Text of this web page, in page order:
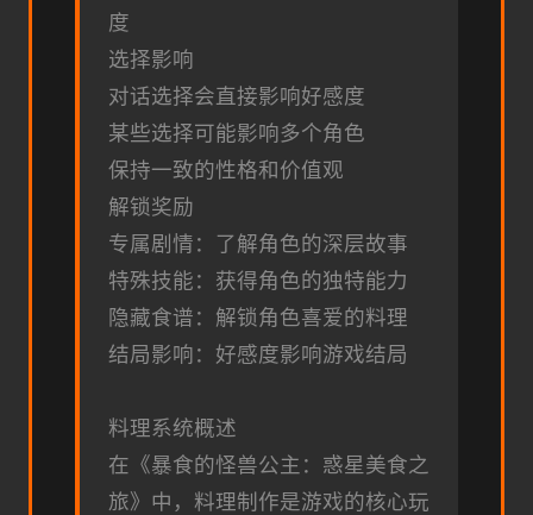
度
选择影响
对话选择会直接影响好感度
某些选择可能影响多个角色
保持一致的性格和价值观
解锁奖励
专属剧情：了解角色的深层故事
特殊技能：获得角色的独特能力
隐藏食谱：解锁角色喜爱的料理
结局影响：好感度影响游戏结局
料理系统概述
在《暴食的怪兽公主：惑星美食之
旅》中，料理制作是游戏的核心玩